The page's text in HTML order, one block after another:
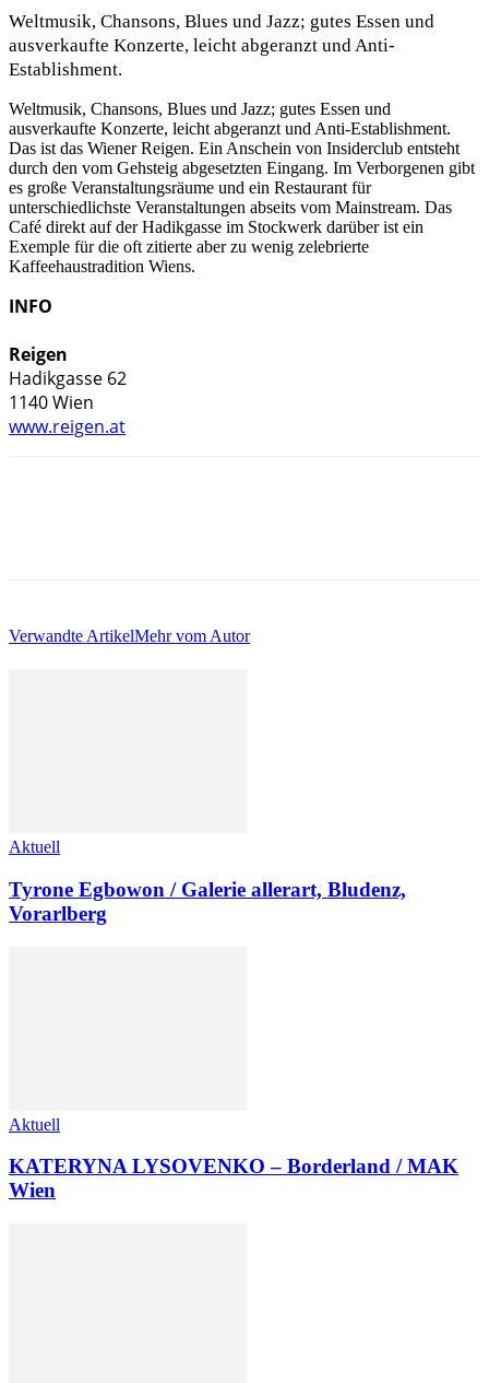
Weltmusik, Chansons, Blues und Jazz; gutes Essen und
ausverkaufte Konzerte, leicht abgeranzt und Anti-
Establishment.
Weltmusik, Chansons, Blues und Jazz; gutes Essen und
ausverkaufte Konzerte, leicht abgeranzt und Anti-Establishment.
Das ist das Wiener Reigen. Ein Anschein von Insiderclub entsteht
durch den vom Gehsteig abgesetzten Eingang. Im Verborgenen gibt
es große Veranstaltungsräume und ein Restaurant für
unterschiedlichste Veranstaltungen abseits vom Mainstream. Das
Café direkt auf der Hadikgasse im Stockwerk darüber ist ein
Exemple für die oft zitierte aber zu wenig zelebrierte
Kaffeehaustradition Wiens.
INFO
Reigen
Hadikgasse 62
www.reigen.at
Verwandte ArtikelMehr vom Autor
Aktuell
Tyrone Egbowon / Galerie allerart, Bludenz,
Vorarlberg
Aktuell
KATERYNA LYSOVENKO – Borderland / MAK
Wien